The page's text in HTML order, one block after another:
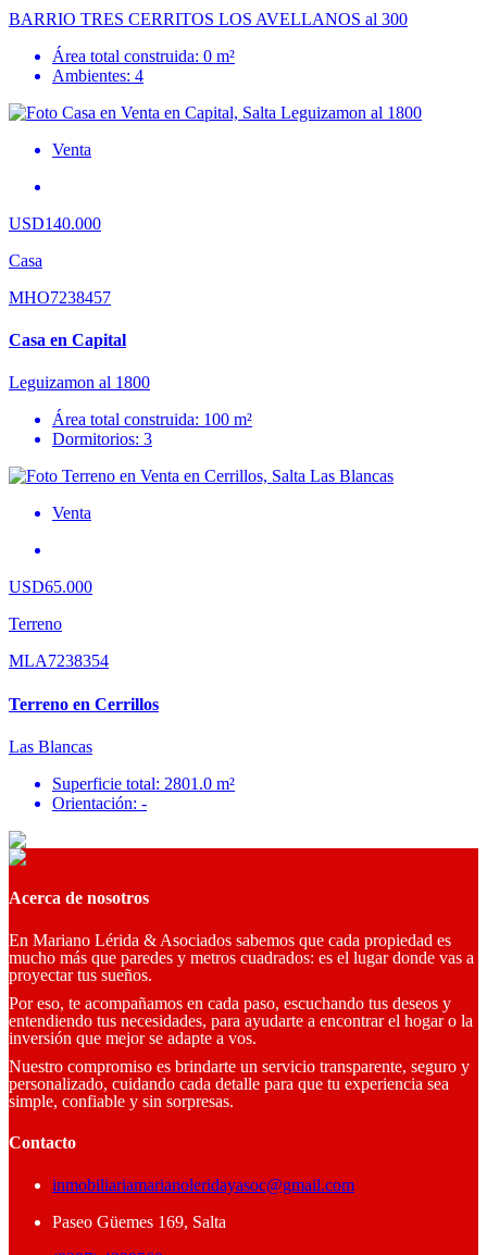
BARRIO TRES CERRITOS LOS AVELLANOS al 300
Área total construida: 0 m²
Ambientes: 4
Venta
USD140.000
Casa
MHO7238457
Casa en Capital
Leguizamon al 1800
Área total construida: 100 m²
Dormitorios: 3
Venta
USD65.000
Terreno
MLA7238354
Terreno en Cerrillos
Las Blancas
Superficie total: 2801.0 m²
Orientación: -
Acerca de nosotros
En Mariano Lérida & Asociados sabemos que cada propiedad es
mucho más que paredes y metros cuadrados: es el lugar donde vas a
proyectar tus sueños.
Por eso, te acompañamos en cada paso, escuchando tus deseos y
entendiendo tus necesidades, para ayudarte a encontrar el hogar o la
inversión que mejor se adapte a vos.
Nuestro compromiso es brindarte un servicio transparente, seguro y
personalizado, cuidando cada detalle para que tu experiencia sea
simple, confiable y sin sorpresas.
Contacto
inmobiliariamarianoleridayasoc@gmail.com
Paseo Güemes 169, Salta